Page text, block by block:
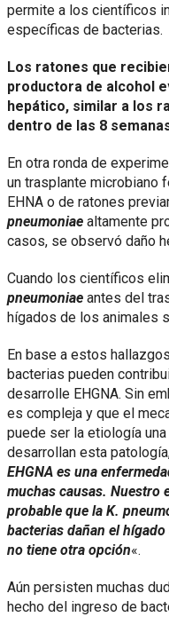
permite a los científicos
específicas de bacterias.
Los ratones que
productora de alcohol
hepático, similar a los
dentro de las 8
En otra ronda de
un trasplante microbiano
EHNA o de ratones
pneumoniae altamente
casos, se observó daño
Cuando los científicos
pneumoniae antes del
hígados de los animales
En base a estos
bacterias pueden
desarrolle EHGNA. Sin
es compleja y que el
puede ser la etiología
desarrollan esta
EHGNA es una
muchas causas. Nuestro
probable que la K.
bacterias dañan el
no tiene otra opción«.
Aún persisten muchas
hecho del ingreso de